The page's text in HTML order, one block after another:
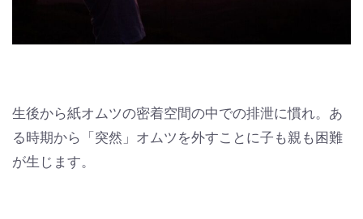
生後から紙オムツの密着空間の中での排泄に慣れ。あ
る時期から「突然」オムツを外すことに子も親も困難
が生じます。